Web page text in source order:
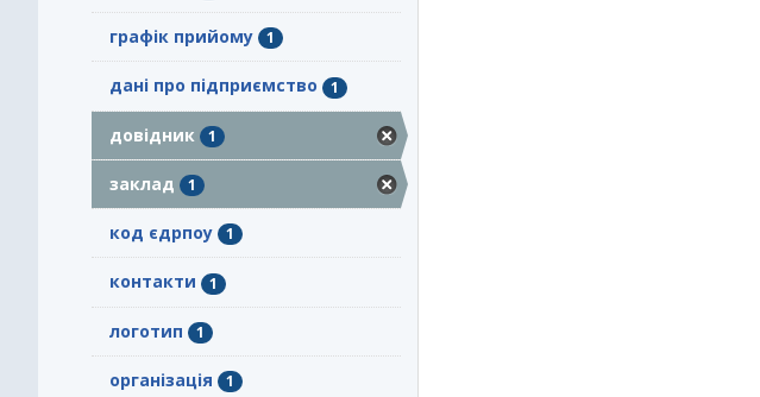
графік прийому 1
дані про підприємство 1
довідник 1
заклад 1
код єдрпоу 1
контакти 1
логотип 1
організація 1